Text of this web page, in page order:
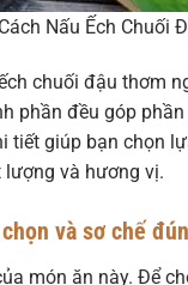
Nấu Ếch Chuối
chuối đậu thơm
phần đều góp
tiết giúp bạn chọn
và hương vị.
và sơ chế
món ăn này. Để